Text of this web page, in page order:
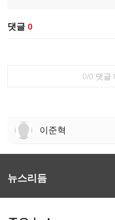
댓글 0
0/0 댓글
이준혁
뉴스리듬